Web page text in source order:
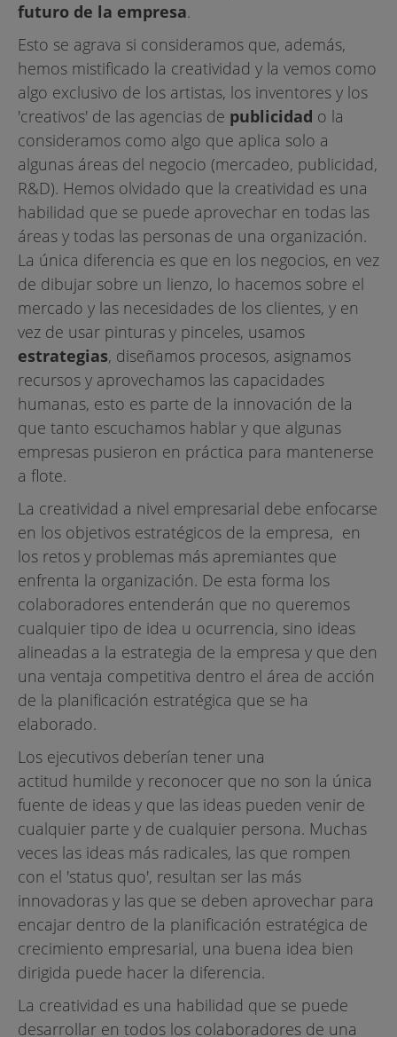
futuro de la empresa.
Esto se agrava si consideramos que, además,
hemos mistificado la creatividad y la vemos como
algo exclusivo de los artistas, los inventores y los
'creativos' de las agencias de publicidad o la
consideramos como algo que aplica solo a
algunas áreas del negocio (mercadeo, publicidad,
R&D). Hemos olvidado que la creatividad es una
habilidad que se puede aprovechar en todas las
áreas y todas las personas de una organización.
La única diferencia es que en los negocios, en vez
de dibujar sobre un lienzo, lo hacemos sobre el
mercado y las necesidades de los clientes, y en
vez de usar pinturas y pinceles, usamos
estrategias, diseñamos procesos, asignamos
recursos y aprovechamos las capacidades
humanas, esto es parte de la innovación de la
que tanto escuchamos hablar y que algunas
empresas pusieron en práctica para mantenerse
a flote.
La creatividad a nivel empresarial debe enfocarse
en los objetivos estratégicos de la empresa, en
los retos y problemas más apremiantes que
enfrenta la organización. De esta forma los
colaboradores entenderán que no queremos
cualquier tipo de idea u ocurrencia, sino ideas
alineadas a la estrategia de la empresa y que den
una ventaja competitiva dentro el área de acción
de la planificación estratégica que se ha
elaborado.
Los ejecutivos deberían tener una
actitud humilde y reconocer que no son la única
fuente de ideas y que las ideas pueden venir de
cualquier parte y de cualquier persona. Muchas
veces las ideas más radicales, las que rompen
con el 'status quo', resultan ser las más
innovadoras y las que se deben aprovechar para
encajar dentro de la planificación estratégica de
crecimiento empresarial, una buena idea bien
dirigida puede hacer la diferencia.
La creatividad es una habilidad que se puede
desarrollar en todos los colaboradores de una